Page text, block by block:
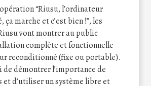
“Riusu, l’ordinateur
marche et c’est bien !”, les
vont montrer au public
complète et fonctionnelle
reconditionné (fixe ou portable).
de démontrer l’importance de
et d’utiliser un système libre et